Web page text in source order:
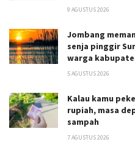
9 AGUSTUS 2026
Jombang
senja pinggir
warga
5 AGUSTUS 2026
Kalau kamu
rupiah, masa
sampah
7 AGUSTUS 2026